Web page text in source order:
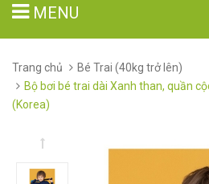
MENU
Trang chủ
Bé Trai (40kg trở lên)
Bộ bơi bé trai dài Xanh than, quần
(Korea)